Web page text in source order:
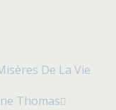
De La Vie
Thomas